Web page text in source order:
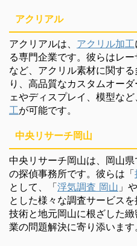
アクリアル
アクリアルは、 アクリル加工
る専門企業です。彼らはレ
など、アクリル素材に関す
り、高品質なカスタムオー
ェやディスプレイ、模型な
工が可能です。
中央リサーチ岡山
中央リサーチ岡山は、岡山
の探偵事務所です。彼らは「
として、「浮気調査 岡山 」
とした様々な調査サービス
技術と地元岡山に根ざした
業の問題解決に寄り添います